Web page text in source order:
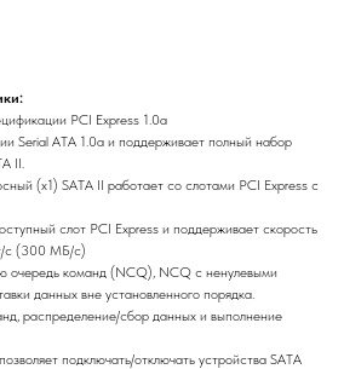
PCI Express 1.0a
Serial ATA 1.0a и поддерживает полный набор
II.
(x1) SATA II работает со слотами PCI Express с
слот PCI Express и поддерживает скорость
с (300 МБ/с)
очередь команд (NCQ), NCQ с ненулевыми
данных вне установленного порядка.
распределение/сбор данных и выполнение
подключать/отключать устройства SATA